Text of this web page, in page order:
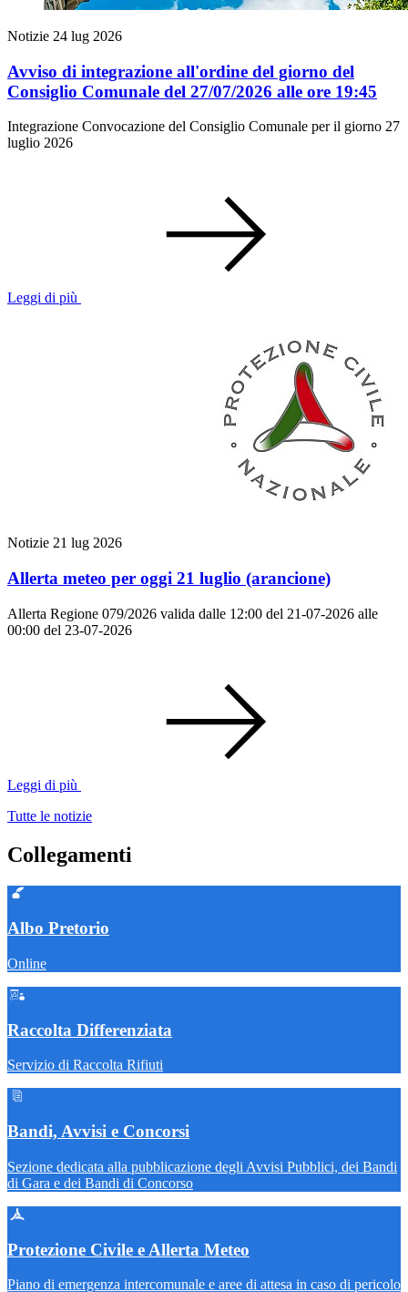
Notizie 24 lug 2026
Avviso di integrazione all'ordine del giorno del
Consiglio Comunale del 27/07/2026 alle ore 19:45
Integrazione Convocazione del Consiglio Comunale per il giorno 27
luglio 2026
Leggi di più
Notizie 21 lug 2026
Allerta meteo per oggi 21 luglio (arancione)
Allerta Regione 079/2026 valida dalle 12:00 del 21-07-2026 alle
00:00 del 23-07-2026
Leggi di più
Tutte le notizie
Collegamenti
Albo Pretorio
Online
Raccolta Differenziata
Servizio di Raccolta Rifiuti
Bandi, Avvisi e Concorsi
Sezione dedicata alla pubblicazione degli Avvisi Pubblici, dei Bandi
di Gara e dei Bandi di Concorso
Protezione Civile e Allerta Meteo
Piano di emergenza intercomunale e aree di attesa in caso di pericolo